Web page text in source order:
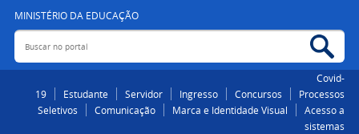
MINISTÉRIO DA EDUCAÇÃO
Buscar no portal
Covid-
19
Estudante Servidor Ingresso Concursos
Processos
Seletivos
Comunicação Marca e Identidade Visual
Acesso a
sistemas